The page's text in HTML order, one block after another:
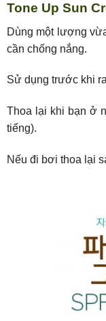
Tone Up Sun
Dùng một lượng
cần chống nắng.
Sử dụng trước khi
Thoa lại khi bạn ở
tiếng).
Nếu đi bơi thoa lại